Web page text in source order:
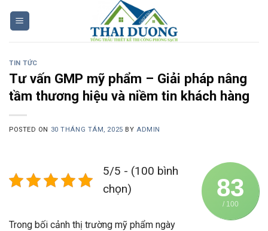
TIN TỨC
Tư vấn GMP mỹ phẩm – Giải pháp nâng
tầm thương hiệu và niềm tin khách hàng
POSTED ON 30 THÁNG TÁM, 2025 BY ADMIN
83
/ 100
5/5 - (100 bình
chọn)
Trong bối cảnh thị trường mỹ phẩm ngày